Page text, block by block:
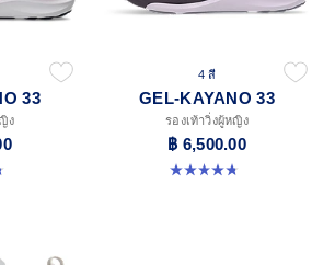
33
ง
4 สี
GEL-KAYANO 33
รองเท้าวิ่งผู้หญิง
฿ 6,500.00
4.8 จาก 5 ดาว 42 รีวิว